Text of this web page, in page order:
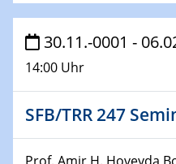
29.01.2024
Bewerbungsvorrtag
Technische Chemie –
29.01.2024
Bewerbungsvorrtag
30.11.-
14:00 Uhr
SFB/TRR 247